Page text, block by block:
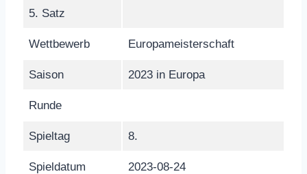
5. Satz
Wettbewerb Europameisterschaft
Saison 2023 in Europa
Runde
Spieltag 8.
Spieldatum 2023-08-24